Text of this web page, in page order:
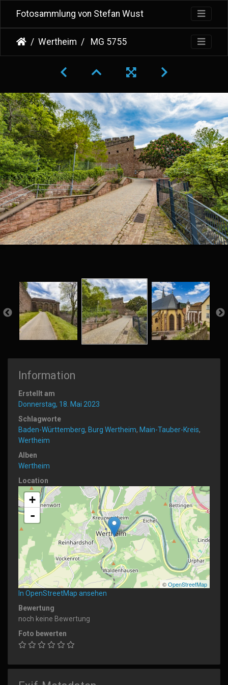
Fotosammlung von Stefan Wust
Wertheim MG 5755
Information
Erstellt am
Donnerstag, 18. Mai 2023
Schlagworte
Baden-Württemberg, Burg Wertheim, Main-Tauber-Kreis,
Wertheim
Alben
Wertheim
Location
+
-
©OpenStreetMap
In OpenStreetMap ansehen
Bewertung
noch keine Bewertung
Foto bewerten